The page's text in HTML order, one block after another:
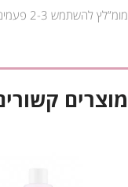
מומ”לץ להשתמש 2-3 פעמים בשבוע.
מוצרים